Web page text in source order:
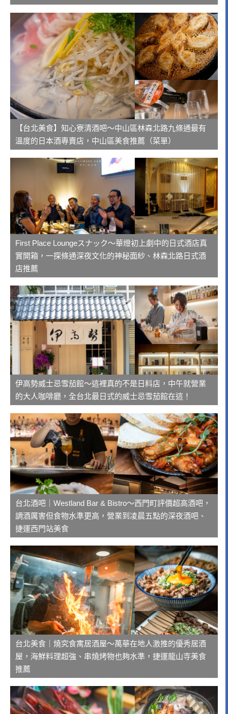
【台北美食】知心寮清酒吧～中山區林森北路九條通最有
溫度的日本酒專賣店，中山區美食推薦（菜單）
First Place Loungeスナック～華燈初上劇中的日式酒店真
實開箱，一探條通深夜文化的神秘面紗、林森北路日式酒
店推薦
伊高勢威士忌雪茄館～這裡真的不是日料店，中午就營業
的大人咖啡廳，全台北最日式的威士忌雪茄館在這！
台北酒吧｜Westland Bar & Bistro～西門町評價超高酒吧，
調酒厲害但食物水準更高，營業到凌晨五點的深夜酒吧、
捷運西門站美食
台北美食｜燒究食寓居酒屋～萬華在地人激推的優秀居酒
屋，海鮮料理超強、串燒烤物也夠水準，捷運龍山寺美食
推薦